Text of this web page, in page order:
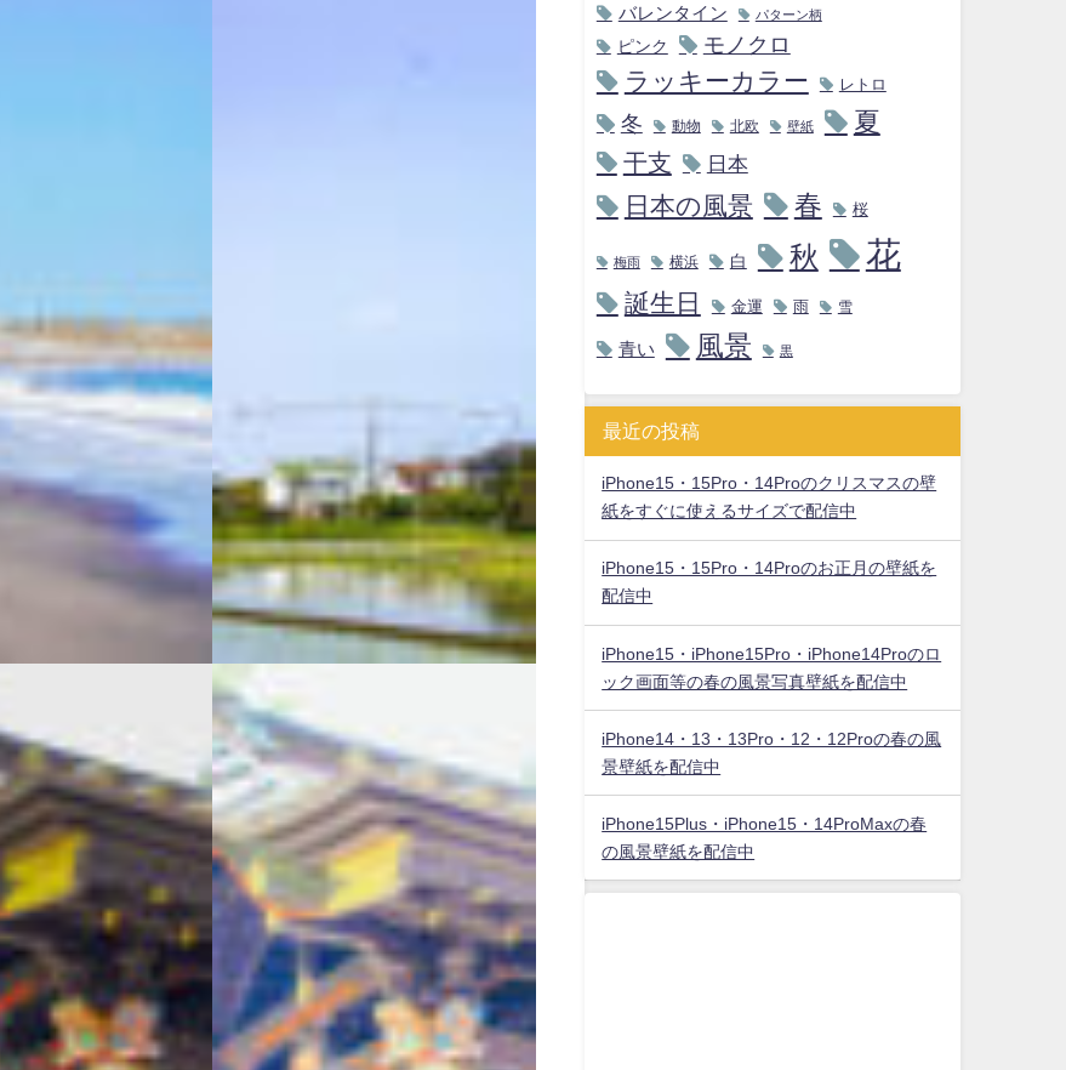
バレンタイン
パターン柄
ピンク モノクロ
ラッキーカラー レトロ
冬 動物 北欧 壁紙 夏
干支 日本
日本の風景 春 桜
梅雨 横浜 白 秋 花
誕生日 金運 雨 雪
青い 風景 黒
最近の投稿
iPhone15・15Pro・14Proのクリスマスの壁
紙をすぐに使えるサイズで配信中
iPhone15・15Pro・14Proのお正月の壁紙を
配信中
iPhone15・iPhone15Pro・iPhone14Proのロ
ック画面等の春の風景写真壁紙を配信中
iPhone14・13・13Pro・12・12Proの春の風
景壁紙を配信中
iPhone15Plus・iPhone15・14ProMaxの春
の風景壁紙を配信中